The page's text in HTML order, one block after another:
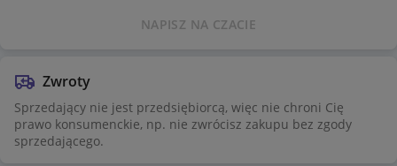
NAPISZ NA CZACIE
Zwroty
Sprzedający nie jest przedsiębiorcą, więc nie chroni Cię
prawo konsumenckie, np. nie zwrócisz zakupu bez zgody
sprzedającego.